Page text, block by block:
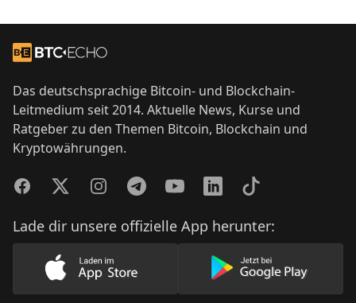
Zur Startseite
Das deutschsprachige Bitcoin- und Blockchain-
Leitmedium seit 2014. Aktuelle News, Kurse und
Ratgeber zu den Themen Bitcoin, Blockchain und
Kryptowährungen.
FacebookTwitterInstagramTelegramYouTubeLinkedInTikTok
Lade dir unsere offizielle App herunter:
Lade unsere App im AppStore herunter
Lade unsere